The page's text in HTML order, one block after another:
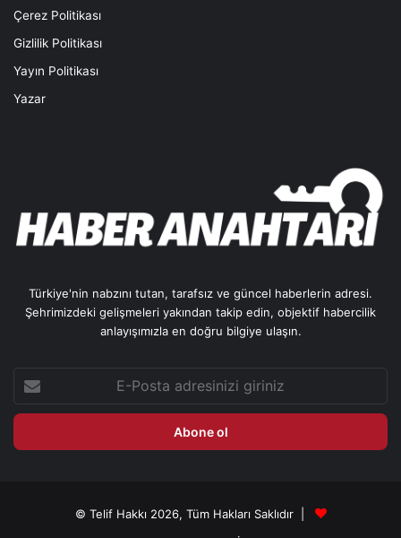
Çerez Politikası
Gizlilik Politikası
Yayın Politikası
Yazar
Türkiye'nin nabzını tutan, tarafsız ve güncel haberlerin adresi.
Şehrimizdeki gelişmeleri yakından takip edin, objektif habercilik
anlayışımızla en doğru bilgiye ulaşın.
Posta
adresinizi
© Telif Hakkı 2026, Tüm Hakları Saklıdır |